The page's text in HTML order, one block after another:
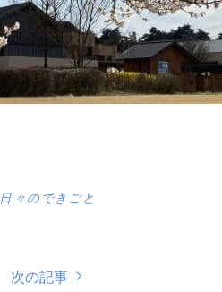
日々のできごと
次の記事